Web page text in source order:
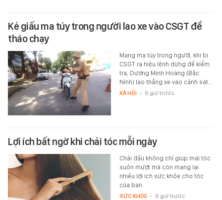
Kẻ giấu ma túy trong người lao xe vào CSGT để
tháo chạy
Mang ma túy trong người, khi bị
CSGT ra hiệu lệnh dừng để kiểm
tra, Dương Minh Hoàng (Bắc
Ninh) lao thẳng xe vào cảnh sát…
XÃ HỘI - 6 giờ trước
Lợi ích bất ngờ khi chải tóc mỗi ngày
Chải đầu không chỉ giúp mái tóc
suôn mượt mà còn mang lại
nhiều lợi ích sức khỏe cho tóc
của bạn.
SỨC KHỎE - 6 giờ trước